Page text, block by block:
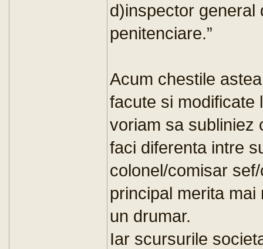
d)inspector
penitenciare.”
Acum chestile
facute si modificate
voriam sa subliniez
faci diferenta intre
colonel/comisar
principal merita
un drumar.
Iar scursurile